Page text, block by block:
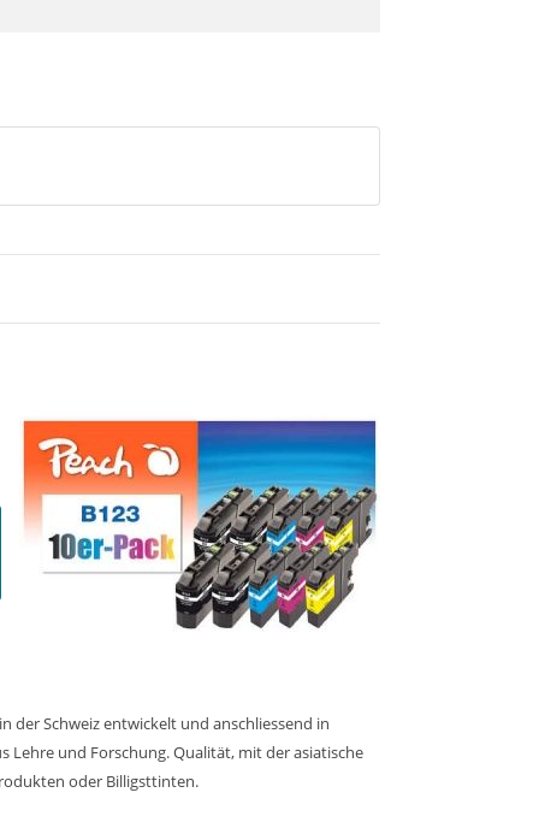
der Schweiz entwickelt und anschliessend in
und Forschung. Qualität, mit der asiatische
oder Billigsttinten.